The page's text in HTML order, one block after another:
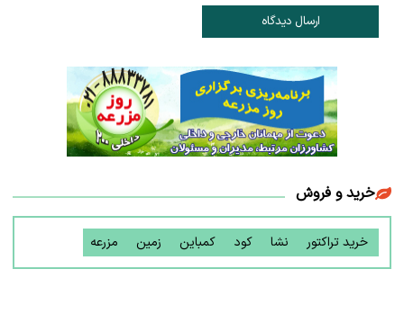
ارسال دیدگاه
خرید و فروش
خرید تراکتور نشا کود کمباین زمین مزرعه